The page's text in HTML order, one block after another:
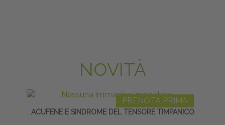
NOVITÀ
PRENOTA PRIMA
ACUFENE E SINDROME DEL TENSORE TIMPANICO